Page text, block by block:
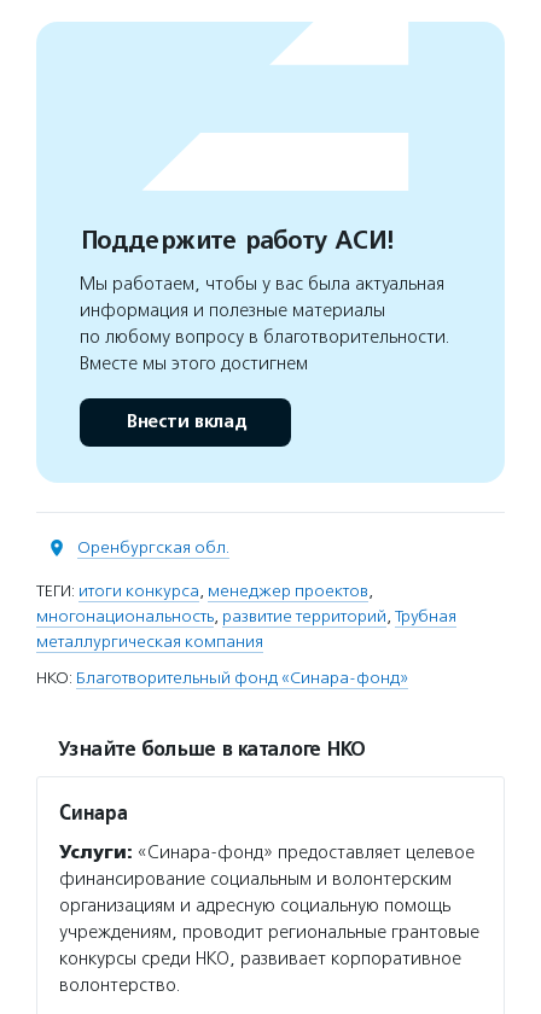
Поддержите работу АСИ!
Мы работаем, чтобы у вас была актуальная
информация и полезные материалы
по любому вопросу в благотворительности.
Вместе мы этого достигнем
Внести вклад
Оренбургская обл.
ТЕГИ: итоги конкурса, менеджер проектов,
многонациональность, развитие территорий, Трубная
металлургическая компания
НКО: Благотворительный фонд «Синара-фонд»
Узнайте больше в каталоге НКО
Синара
Услуги: «Синара-фонд» предоставляет целевое
финансирование социальным и волонтерским
организациям и адресную социальную помощь
учреждениям, проводит региональные грантовые
конкурсы среди НКО, развивает корпоративное
волонтерство.